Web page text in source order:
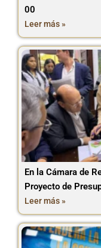
00
Leer más »
En la Cámara de
Proyecto de
Leer más »